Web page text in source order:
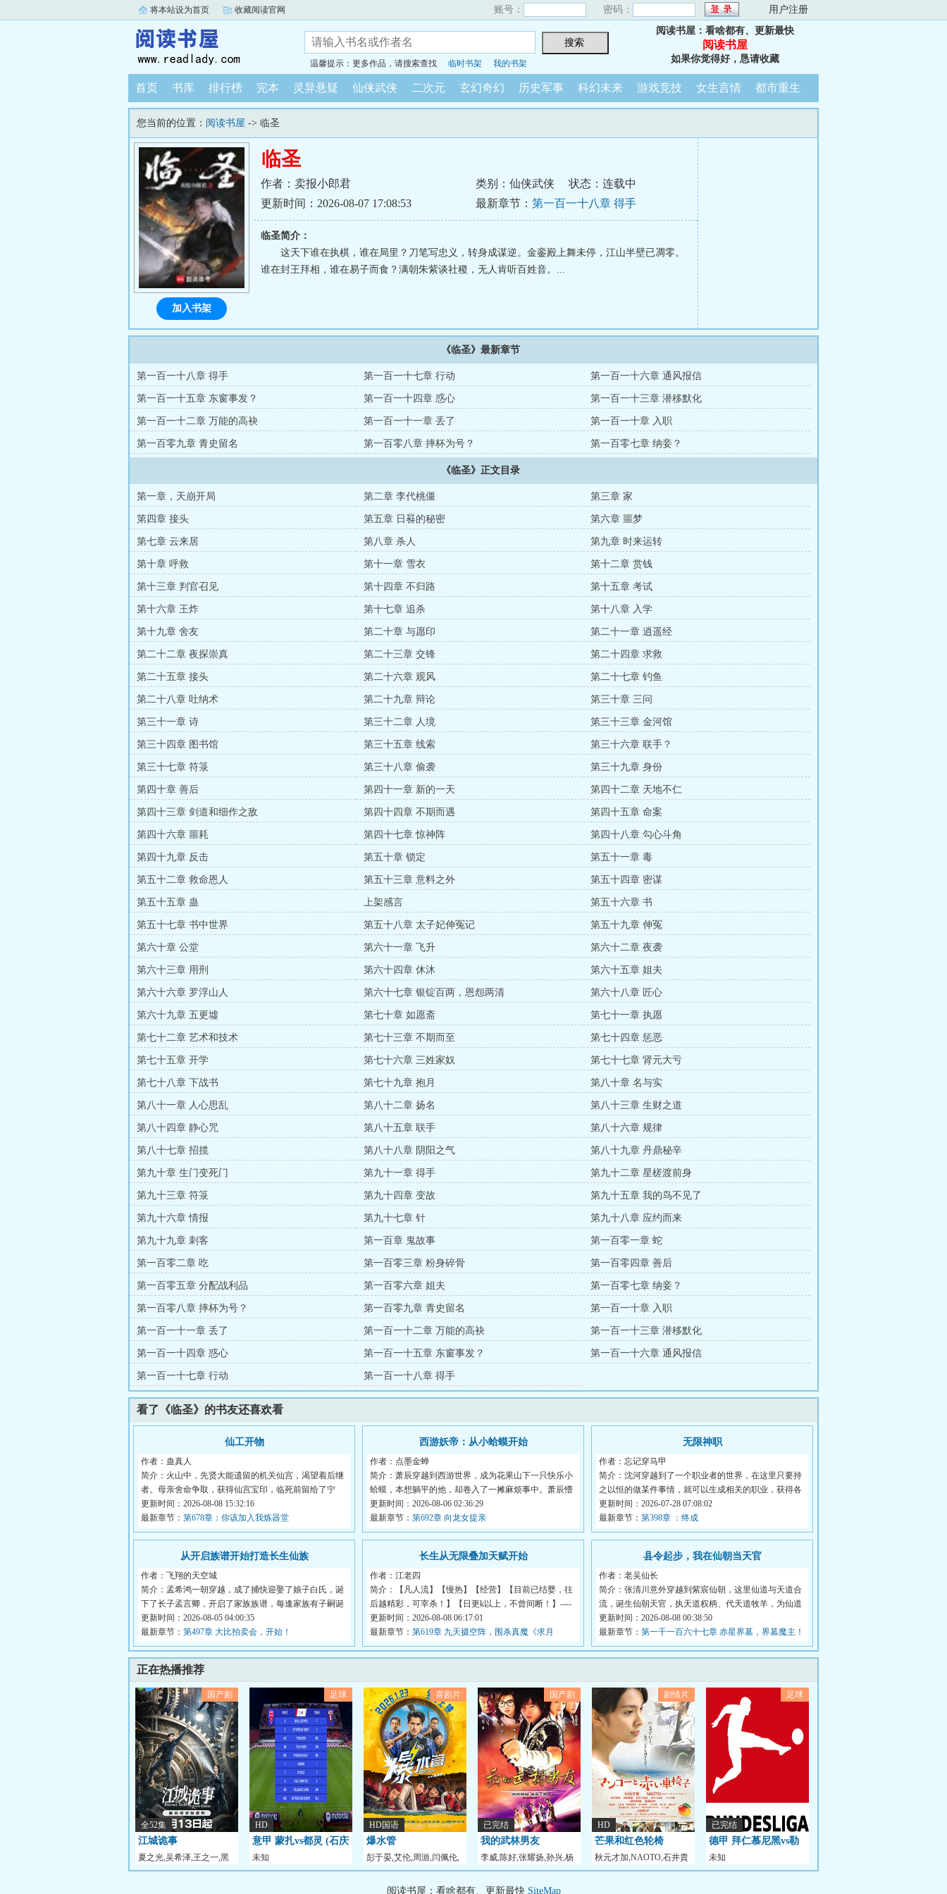
将本站设为首页 收藏阅读官网 账号： 密码： 用户注册
温馨提示：更多作品，请搜索查找 临时书架 我的书架
阅读书屋：看啥都有、更新最快
阅读书屋
如果你觉得好，恳请收藏
首页 书库 排行榜 完本 灵异悬疑 仙侠武侠 二次元 玄幻奇幻 历史军事 科幻未来 游戏竞技 女生言情 都市重生
您当前的位置： 阅读书屋 -> 临圣
临圣
作者：卖报小郎君 类别：仙侠武侠
状态：连载中
更新时间：2026-08-07 17:08:53
最新章节： 第一百一十八章 得手
临圣简介：
这天下谁在执棋，谁在局里？刀笔写忠义，转身成谋逆。金銮殿上舞未停，江山半壁已凋零。
谁在封王拜相，谁在易子而食？满朝朱紫谈社稷，无人肯听百姓音。...
加入书架
《临圣》最新章节
第一百一十八章 得手 第一百一十七章 行动 第一百一十六章 通风报信
第一百一十五章 东窗事发？ 第一百一十四章 惑心 第一百一十三章 潜移默化
第一百一十二章 万能的高袂 第一百一十一章 丢了 第一百一十章 入职
第一百零九章 青史留名 第一百零八章 摔杯为号？ 第一百零七章 纳妾？
《临圣》正文目录
第一章，天崩开局 第二章 李代桃僵 第三章 家
第四章 接头 第五章 日晷的秘密 第六章 噩梦
第七章 云来居 第八章 杀人 第九章 时来运转
第十章 呼救 第十一章 雪衣 第十二章 赏钱
第十三章 判官召见 第十四章 不归路 第十五章 考试
第十六章 王炸 第十七章 追杀 第十八章 入学
第十九章 舍友 第二十章 与愿印 第二十一章 逍遥经
第二十二章 夜探崇真 第二十三章 交锋 第二十四章 求救
第二十五章 接头 第二十六章 观风 第二十七章 钓鱼
第二十八章 吐纳术 第二十九章 辩论 第三十章 三问
第三十一章 诗 第三十二章 人境 第三十三章 金河馆
第三十四章 图书馆 第三十五章 线索 第三十六章 联手？
第三十七章 符箓 第三十八章 偷袭 第三十九章 身份
第四十章 善后 第四十一章 新的一天 第四十二章 天地不仁
第四十三章 剑道和细作之敌 第四十四章 不期而遇 第四十五章 命案
第四十六章 噩耗 第四十七章 惊神阵 第四十八章 勾心斗角
第四十九章 反击 第五十章 锁定 第五十一章 毒
第五十二章 救命恩人 第五十三章 意料之外 第五十四章 密谋
第五十五章 蛊 上架感言 第五十六章 书
第五十七章 书中世界 第五十八章 太子妃伸冤记 第五十九章 伸冤
第六十章 公堂 第六十一章 飞升 第六十二章 夜袭
第六十三章 用刑 第六十四章 休沐 第六十五章 姐夫
第六十六章 罗浮山人 第六十七章 银锭百两，恩怨两清 第六十八章 匠心
第六十九章 五更墟 第七十章 如愿斋 第七十一章 执愿
第七十二章 艺术和技术 第七十三章 不期而至 第七十四章 惩恶
第七十五章 开学 第七十六章 三姓家奴 第七十七章 肾元大亏
第七十八章 下战书 第七十九章 抱月 第八十章 名与实
第八十一章 人心思乱 第八十二章 扬名 第八十三章 生财之道
第八十四章 静心咒 第八十五章 联手 第八十六章 规律
第八十七章 招揽 第八十八章 阴阳之气 第八十九章 丹鼎秘辛
第九十章 生门变死门 第九十一章 得手 第九十二章 星槎渡前身
第九十三章 符箓 第九十四章 变故 第九十五章 我的鸟不见了
第九十六章 情报 第九十七章 针 第九十八章 应约而来
第九十九章 刺客 第一百章 鬼故事 第一百零一章 蛇
第一百零二章 吃 第一百零三章 粉身碎骨 第一百零四章 善后
第一百零五章 分配战利品 第一百零六章 姐夫 第一百零七章 纳妾？
第一百零八章 摔杯为号？ 第一百零九章 青史留名 第一百一十章 入职
第一百一十一章 丢了 第一百一十二章 万能的高袂 第一百一十三章 潜移默化
第一百一十四章 惑心 第一百一十五章 东窗事发？ 第一百一十六章 通风报信
第一百一十七章 行动 第一百一十八章 得手
看了《临圣》的书友还喜欢看
仙工开物
作者：蛊真人
简介：火山中，先贤大能遗留的机关仙宫，渴望着后继
者。母亲舍命争取，获得仙宫宝印，临死前留给了宁
拙。...
更新时间：2026-08-08 15:32:16
最新章节： 第678章：你该加入我炼器堂
西游妖帝：从小蛤蟆开始
作者：点墨金蝉
简介：萧辰穿越到西游世界，成为花果山下一只快乐小
蛤蟆，本想躺平的他，却卷入了一摊麻烦事中。萧辰懵
逼...
更新时间：2026-08-06 02:36:29
最新章节： 第692章 向龙女提亲
无限神职
作者：忘记穿马甲
简介：沈河穿越到了一个职业者的世界，在这里只要持
之以恒的做某件事情，就可以生成相关的职业，获得各
种...
更新时间：2026-07-28 07:08:02
最新章节： 第398章 ：终成
从开启族谱开始打造长生仙族
作者：飞翔的天空城
简介：孟希鸿一朝穿越，成了捕快迎娶了娘子白氏，诞
下了长子孟言卿，开启了家族族谱，每逢家族有子嗣诞
生...
更新时间：2026-08-05 04:00:35
最新章节： 第497章 大比拍卖会，开始！
长生从无限叠加天赋开始
作者：江老四
简介：【凡人流】【慢热】【经营】【目前已结婴，往
后越精彩，可宰杀！】【日更k以上，不曾间断！】----
-...
更新时间：2026-08-08 06:17:01
最新章节： 第619章 九天摄空阵，围杀真魔《求月
票！》
县令起步，我在仙朝当天官
作者：老吴仙长
简介：张清川意外穿越到紫宸仙朝，这里仙道与天道合
流，诞生仙朝天官，执天道权柄、代天道牧羊，为仙道
共...
更新时间：2026-08-08 00:38:50
最新章节： 第一千一百六十七章 赤星界墓，界墓魔主！
正在热播推荐
国产剧
全52集
江城诡事
夏之光,吴希泽,王之一,黑
子,朱铁,于鸿洲,肖
足球
HD
意甲 蒙扎vs都灵 (石庆
圣) 20231111
未知
喜剧片
HD国语
爆水管
彭于晏,艾伦,周游,闫佩伦,
杨皓宇,蒋雪鸣,付
国产剧
已完结
我的武林男友
李威,陈好,张耀扬,孙兴,杨
光,唐于鸿,张博,
剧情片
HD
芒果和红色轮椅
秋元才加,NAOTO,石井貴
就,吉冈里帆,杉田薰,
足球
已完结
德甲 拜仁慕尼黑vs勒
沃库森20251102
未知
阅读书屋：看啥都有、更新最快 SiteMap